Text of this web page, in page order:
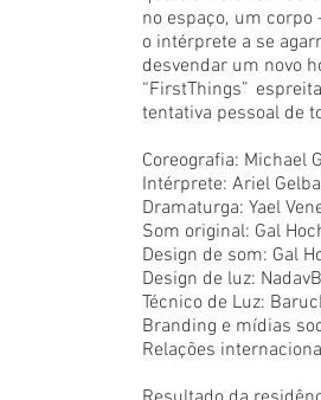
no espaço, um
o intérprete a se
desvendar um novo
“FirstThings”
tentativa pessoal de
Coreografia: Michael
Intérprete: Ariel
Dramaturga: Yael
Som original: Gal
Design de som: Gal
Design de luz:
Técnico de Luz:
Branding e mídias
Relações